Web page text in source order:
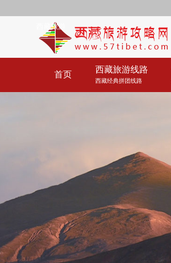
西藏旅游
首页 西藏旅游线路
西藏经典拼团线路